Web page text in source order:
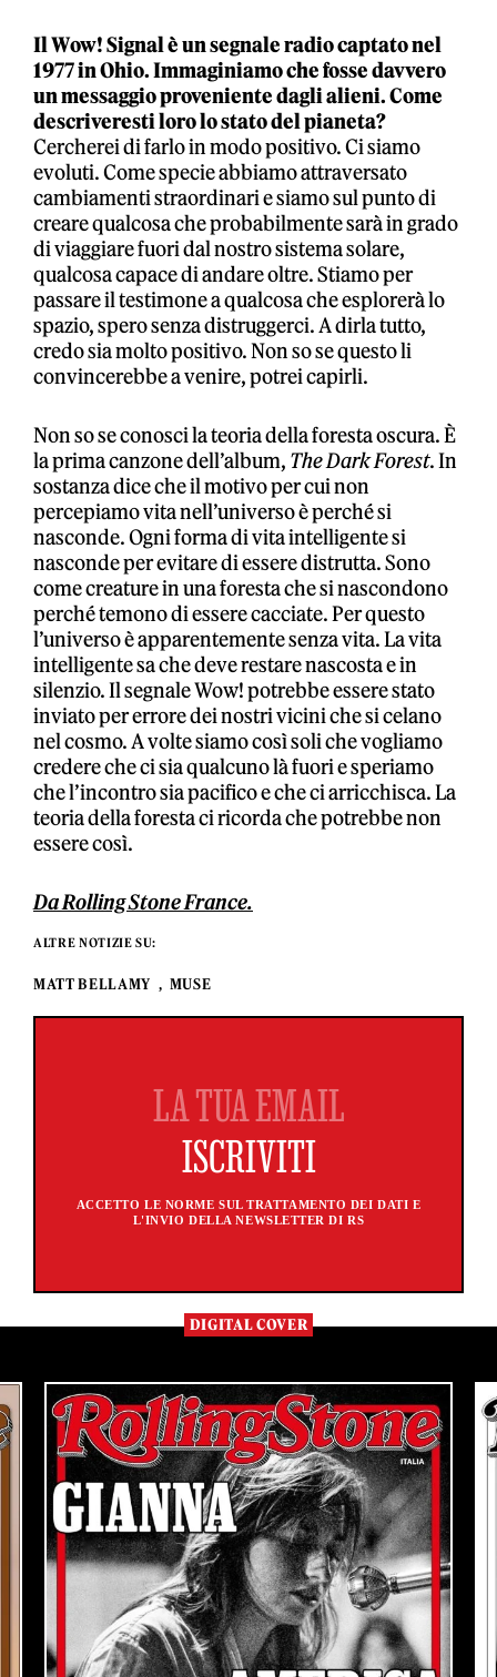
Il Wow! Signal è un segnale radio captato nel
1977 in Ohio. Immaginiamo che fosse davvero
un messaggio proveniente dagli alieni. Come
descriveresti loro lo stato del pianeta?
Cercherei di farlo in modo positivo. Ci siamo
evoluti. Come specie abbiamo attraversato
cambiamenti straordinari e siamo sul punto di
creare qualcosa che probabilmente sarà in grado
di viaggiare fuori dal nostro sistema solare,
qualcosa capace di andare oltre. Stiamo per
passare il testimone a qualcosa che esplorerà lo
spazio, spero senza distruggerci. A dirla tutto,
credo sia molto positivo. Non so se questo li
convincerebbe a venire, potrei capirli.
Non so se conosci la teoria della foresta oscura. È
la prima canzone dell’album, The Dark Forest. In
sostanza dice che il motivo per cui non
percepiamo vita nell’universo è perché si
nasconde. Ogni forma di vita intelligente si
nasconde per evitare di essere distrutta. Sono
come creature in una foresta che si nascondono
perché temono di essere cacciate. Per questo
l’universo è apparentemente senza vita. La vita
intelligente sa che deve restare nascosta e in
silenzio. Il segnale Wow! potrebbe essere stato
inviato per errore dei nostri vicini che si celano
nel cosmo. A volte siamo così soli che vogliamo
credere che ci sia qualcuno là fuori e speriamo
che l’incontro sia pacifico e che ci arricchisca. La
teoria della foresta ci ricorda che potrebbe non
essere così.
Da Rolling Stone France.
ALTRE NOTIZIE SU:
MATT BELLAMY MUSE
ACCETTO LE NORME SUL TRATTAMENTO DEI DATI E
L'INVIO DELLA NEWSLETTER DI RS
DIGITAL COVER